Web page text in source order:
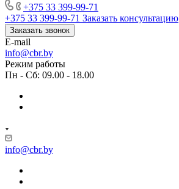
+375 33 399-99-71
+375 33 399-99-71 Заказать консультацию
Заказать звонок
E-mail
info@cbr.by
Режим работы
Пн - Сб: 09.00 - 18.00
info@cbr.by